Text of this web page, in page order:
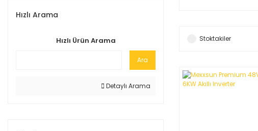
Hızlı Arama
Hızlı Ürün Arama
Ara
Detaylı Arama
Stoktakiler